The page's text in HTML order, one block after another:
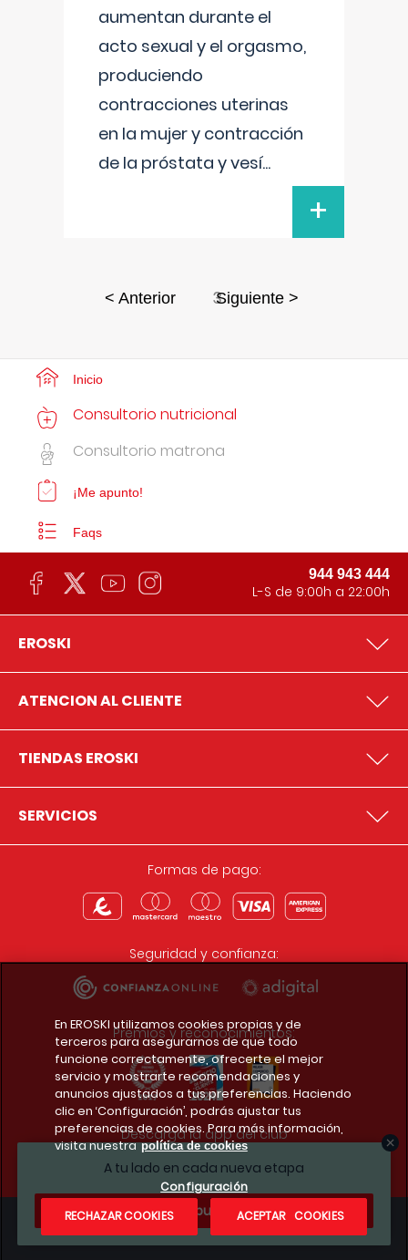
aumentan durante el
acto sexual y el orgasmo,
produciendo
contracciones uterinas
en la mujer y contracción
de la próstata y vesí...
+
< Anterior 3Siguiente >
A tu lado en cada nueva etapa
¿Te apuntas?
Inicio
Consultorio nutricional
Consultorio matrona
¡Me apunto!
Faqs
944 943 444
L-S de 9:00h a 22:00h
EROSKI
ATENCION AL CLIENTE
TIENDAS EROSKI
SERVICIOS
Formas de pago:
Seguridad y confianza:
Premios y reconocimientos:
Descarga la app del club
Condiciones legales
En EROSKI utilizamos cookies propias y de
terceros para asegurarnos de que todo
funcione correctamente, ofrecerte el mejor
servicio y mostrarte recomendaciones y
anuncios ajustados a tus preferencias. Haciendo
clic en ‘Configuración’, podrás ajustar tus
preferencias de cookies. Para más información,
visita nuestra política de cookies
Configuración
RECHAZAR COOKIES
ACEPTAR COOKIES